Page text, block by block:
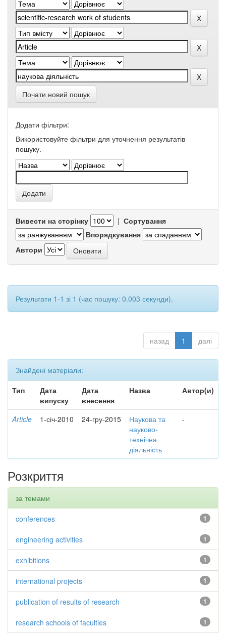
Почати новий пошук
Додати фільтри:
Використовуйте фільтри для уточнення результатів
пошуку.
Вивести на сторінку | Сортування
Впорядкування
Автори
Результати 1-1 зі 1 (час пошуку: 0.003 секунди).
назад 1 далі
Знайдені матеріали:
Тип
Дата
випуску
Дата
внесення
Назва Автор(и)
Article 1-січ-2010 24-гру-2015
Наукова та
науково-
технічна
діяльність
-
Розкриття
за темами
1
conferences
1
engineering activities
1
exhibitions
1
international projects
1
publication of results of research
1
research schools of faculties